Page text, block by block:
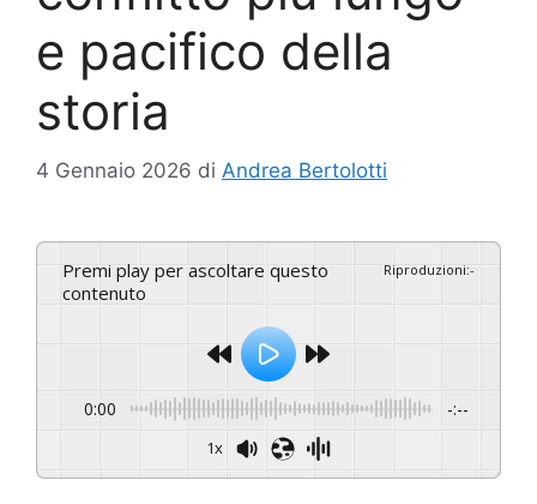
e pacifico della
storia
4 Gennaio 2026 di Andrea Bertolotti
Premi play per ascoltare questo
contenuto
Riproduzioni:-
0:00 -:--
1x